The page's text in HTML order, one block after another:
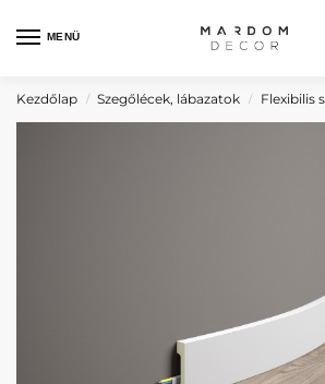
MENÜ
Kezdőlap / Szegőlécek, lábazatok / Flexibilis